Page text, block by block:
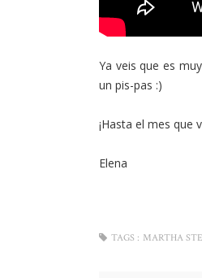
Ya veis que es
un pis-pas :)
¡Hasta el mes que
Elena
TAGS : MARTHA